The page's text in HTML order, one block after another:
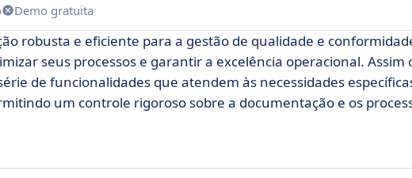
Demo gratuita
robusta e eficiente para a gestão de qualidade e
seus processos e garantir a excelência operacional. Assim
de funcionalidades que atendem às necessidades
um controle rigoroso sobre a documentação e os